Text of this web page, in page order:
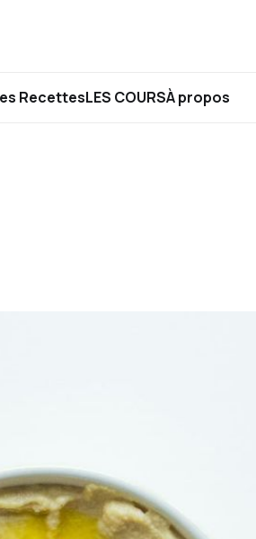
RecettesLES COURSÀ propos